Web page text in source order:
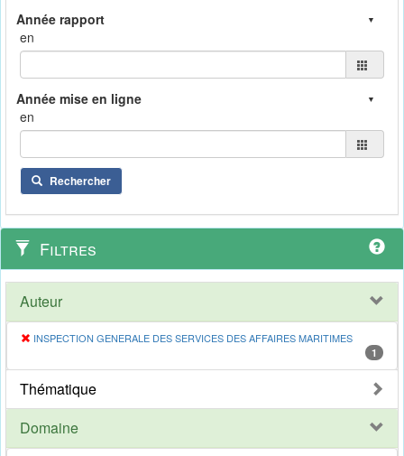
en
en
Rechercher
Filtres
Auteur
INSPECTION GENERALE DES SERVICES DES AFFAIRES MARITIMES
1
Thématique
Domaine